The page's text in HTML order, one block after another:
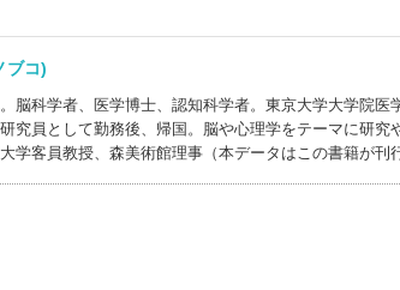
ブコ)
脳科学者、医学博士、認知科学者。東京大学大学院
究員として勤務後、帰国。脳や心理学をテーマに研
学客員教授、森美術館理事（本データはこの書籍が刊